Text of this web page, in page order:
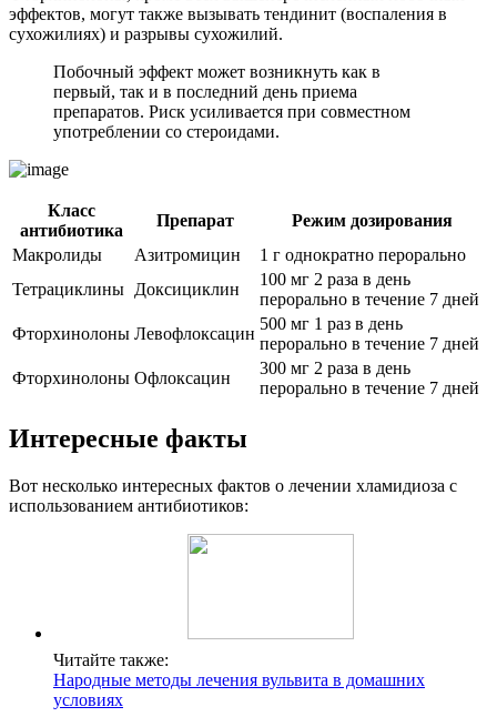
эффектов, могут также вызывать тендинит (воспаления в
сухожилиях) и разрывы сухожилий.
Побочный эффект может возникнуть как в
первый, так и в последний день приема
препаратов. Риск усиливается при совместном
употреблении со стероидами.
Класс
антибиотика
Препарат
Режим дозирования
Макролиды
Азитромицин
1 г однократно перорально
Тетрациклины Доксициклин
100 мг 2 раза в день
перорально в течение 7 дней
Фторхинолоны Левофлоксацин
500 мг 1 раз в день
перорально в течение 7 дней
Фторхинолоны Офлоксацин
300 мг 2 раза в день
перорально в течение 7 дней
Интересные факты
Вот несколько интересных фактов о лечении хламидиоза с
использованием антибиотиков:
Читайте также:
Народные методы лечения вульвита в домашних
условиях